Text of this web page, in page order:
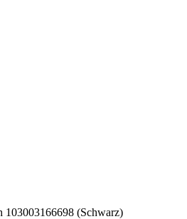
103003166698 (Schwarz)